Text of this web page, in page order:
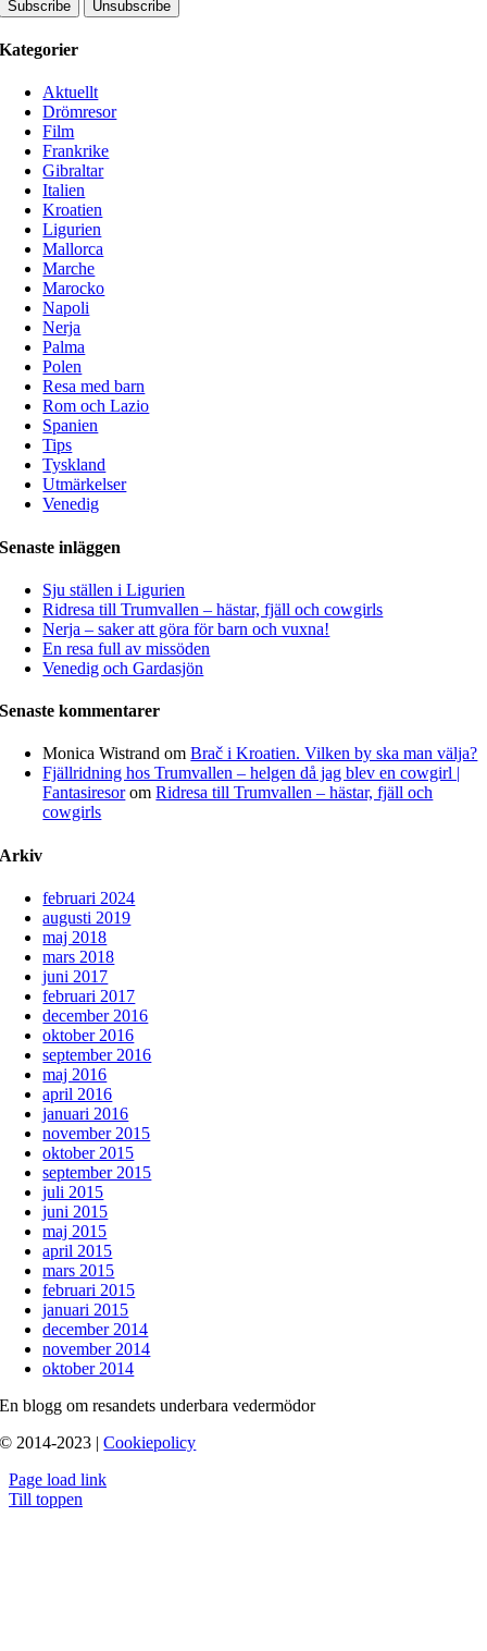
Kategorier
Aktuellt
Drömresor
Film
Frankrike
Gibraltar
Italien
Kroatien
Ligurien
Mallorca
Marche
Marocko
Napoli
Nerja
Palma
Polen
Resa med barn
Rom och Lazio
Spanien
Tips
Tyskland
Utmärkelser
Venedig
Senaste inläggen
Sju ställen i Ligurien
Ridresa till Trumvallen – hästar, fjäll och cowgirls
Nerja – saker att göra för barn och vuxna!
En resa full av missöden
Venedig och Gardasjön
Senaste kommentarer
Monica Wistrand omBrač i Kroatien. Vilken by ska man välja?
Fjällridning hos Trumvallen – helgen då jag blev en cowgirl |
FantasiresoromRidresa till Trumvallen – hästar, fjäll och
cowgirls
Arkiv
februari 2024
augusti 2019
maj 2018
mars 2018
juni 2017
februari 2017
december 2016
oktober 2016
september 2016
maj 2016
april 2016
januari 2016
november 2015
oktober 2015
september 2015
juli 2015
juni 2015
maj 2015
april 2015
mars 2015
februari 2015
januari 2015
december 2014
november 2014
oktober 2014
En blogg om resandets underbara vedermödor
© 2014-2023 |Cookiepolicy
Page load link
Till toppen